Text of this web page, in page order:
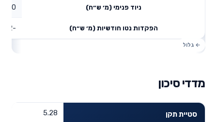
ניוד פנימי (מ׳ ש״ח) 0
הפקדות נטו חודשיות (מ׳ ש״ח) -0.32
מדדי סיכון
סטיית תקן 5.28